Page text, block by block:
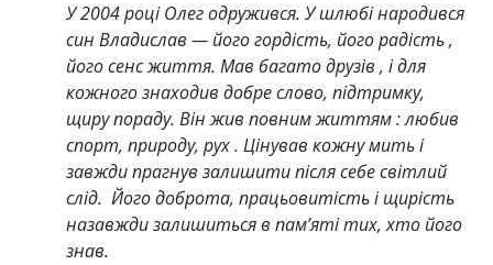
У 2004 році Олег одружився. У шлюбі народився
син Владислав — його гордість, його радість ,
його сенс життя. Мав багато друзів , і для
кожного знаходив добре слово, підтримку,
щиру пораду. Він жив повним життям : любив
спорт, природу, рух . Цінував кожну мить і
завжди прагнув залишити після себе світлий
слід. Його доброта, працьовитість і щирість
назавжди залишиться в пам’яті тих, хто його
знав.